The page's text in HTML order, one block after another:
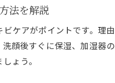
法を解説
ケアがポイントです。
顔後すぐに保湿、加湿
ょう。